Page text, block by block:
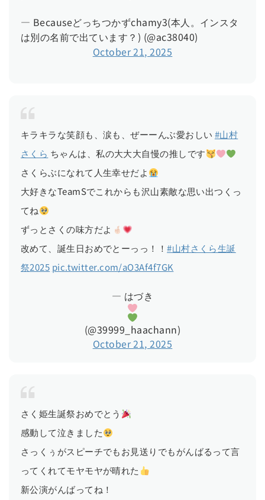
— Becauseどっちつかずchamy3(本人。インスタ
は別の名前で出ています？) (@ac38040)
October 21, 2025
キラキラな笑顔も、涙も、ぜーーんぶ愛おしい #山村
さくら ちゃんは、私の大大大自慢の推しです
さくらぶになれて人生幸せだよ
大好きなTeamSでこれからも沢山素敵な思い出つくっ
てね
ずっとさくの味方だよ
改めて、誕生日おめでとーっっ！！#山村さくら生誕
祭2025 pic.twitter.com/aO3Af4f7GK
— はづき
(@39999_haachann)
October 21, 2025
さく姫生誕祭おめでとう
感動して泣きました
さっくぅがスピーチでもお見送りでもがんばるって言
ってくれてモヤモヤが晴れた
新公演がんばってね！